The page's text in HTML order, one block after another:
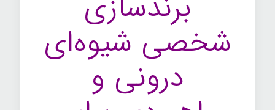
شخصی شیوه‌ای
درونی و